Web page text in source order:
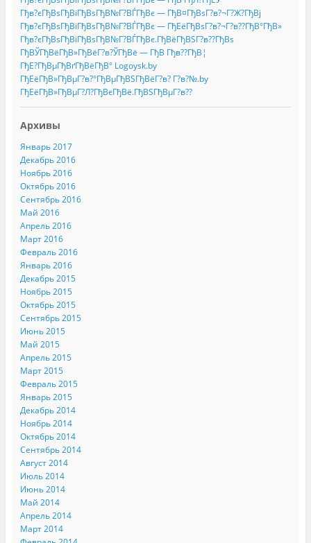
Гђв?єГђВѕГђВіГђВѕГђВ№Г?ВЃГђВє — ГђВ¤ГђВѕГ?в?¬Г?Ж?ГђВј
Гђв?єГђВѕГђВіГђВѕГђВ№Г?ВЃГђВє — ГђЕёГђВѕГ?в?¬Г?в??ГђВ°ГђВ»
Гђв?єГђВѕГђВіГђВѕГђВ№Г?ВЃГђВє.ГђВёГђВЅГ?в??ГђВѕ
ГђВЎГђВёГђВ»ГђВёГ?в?ЎГђВё — ГђВ Гђв??ГђВ¦
ГђЕ?ГђВµГђВґГђВёГђВ° Logoysk.by
ГђЕёГђВ»ГђВµГ?в?°ГђВµГђВЅГђВёГ?в? Г?в?№.by
ГђЕёГђВ»ГђВµГ?Л?ГђВєГђВё.ГђВЅГђВµГ?в??
Архивы
Январь 2017
Декабрь 2016
Ноябрь 2016
Октябрь 2016
Сентябрь 2016
Май 2016
Апрель 2016
Март 2016
Февраль 2016
Январь 2016
Декабрь 2015
Ноябрь 2015
Октябрь 2015
Сентябрь 2015
Июнь 2015
Май 2015
Апрель 2015
Март 2015
Февраль 2015
Январь 2015
Декабрь 2014
Ноябрь 2014
Октябрь 2014
Сентябрь 2014
Август 2014
Июль 2014
Июнь 2014
Май 2014
Апрель 2014
Март 2014